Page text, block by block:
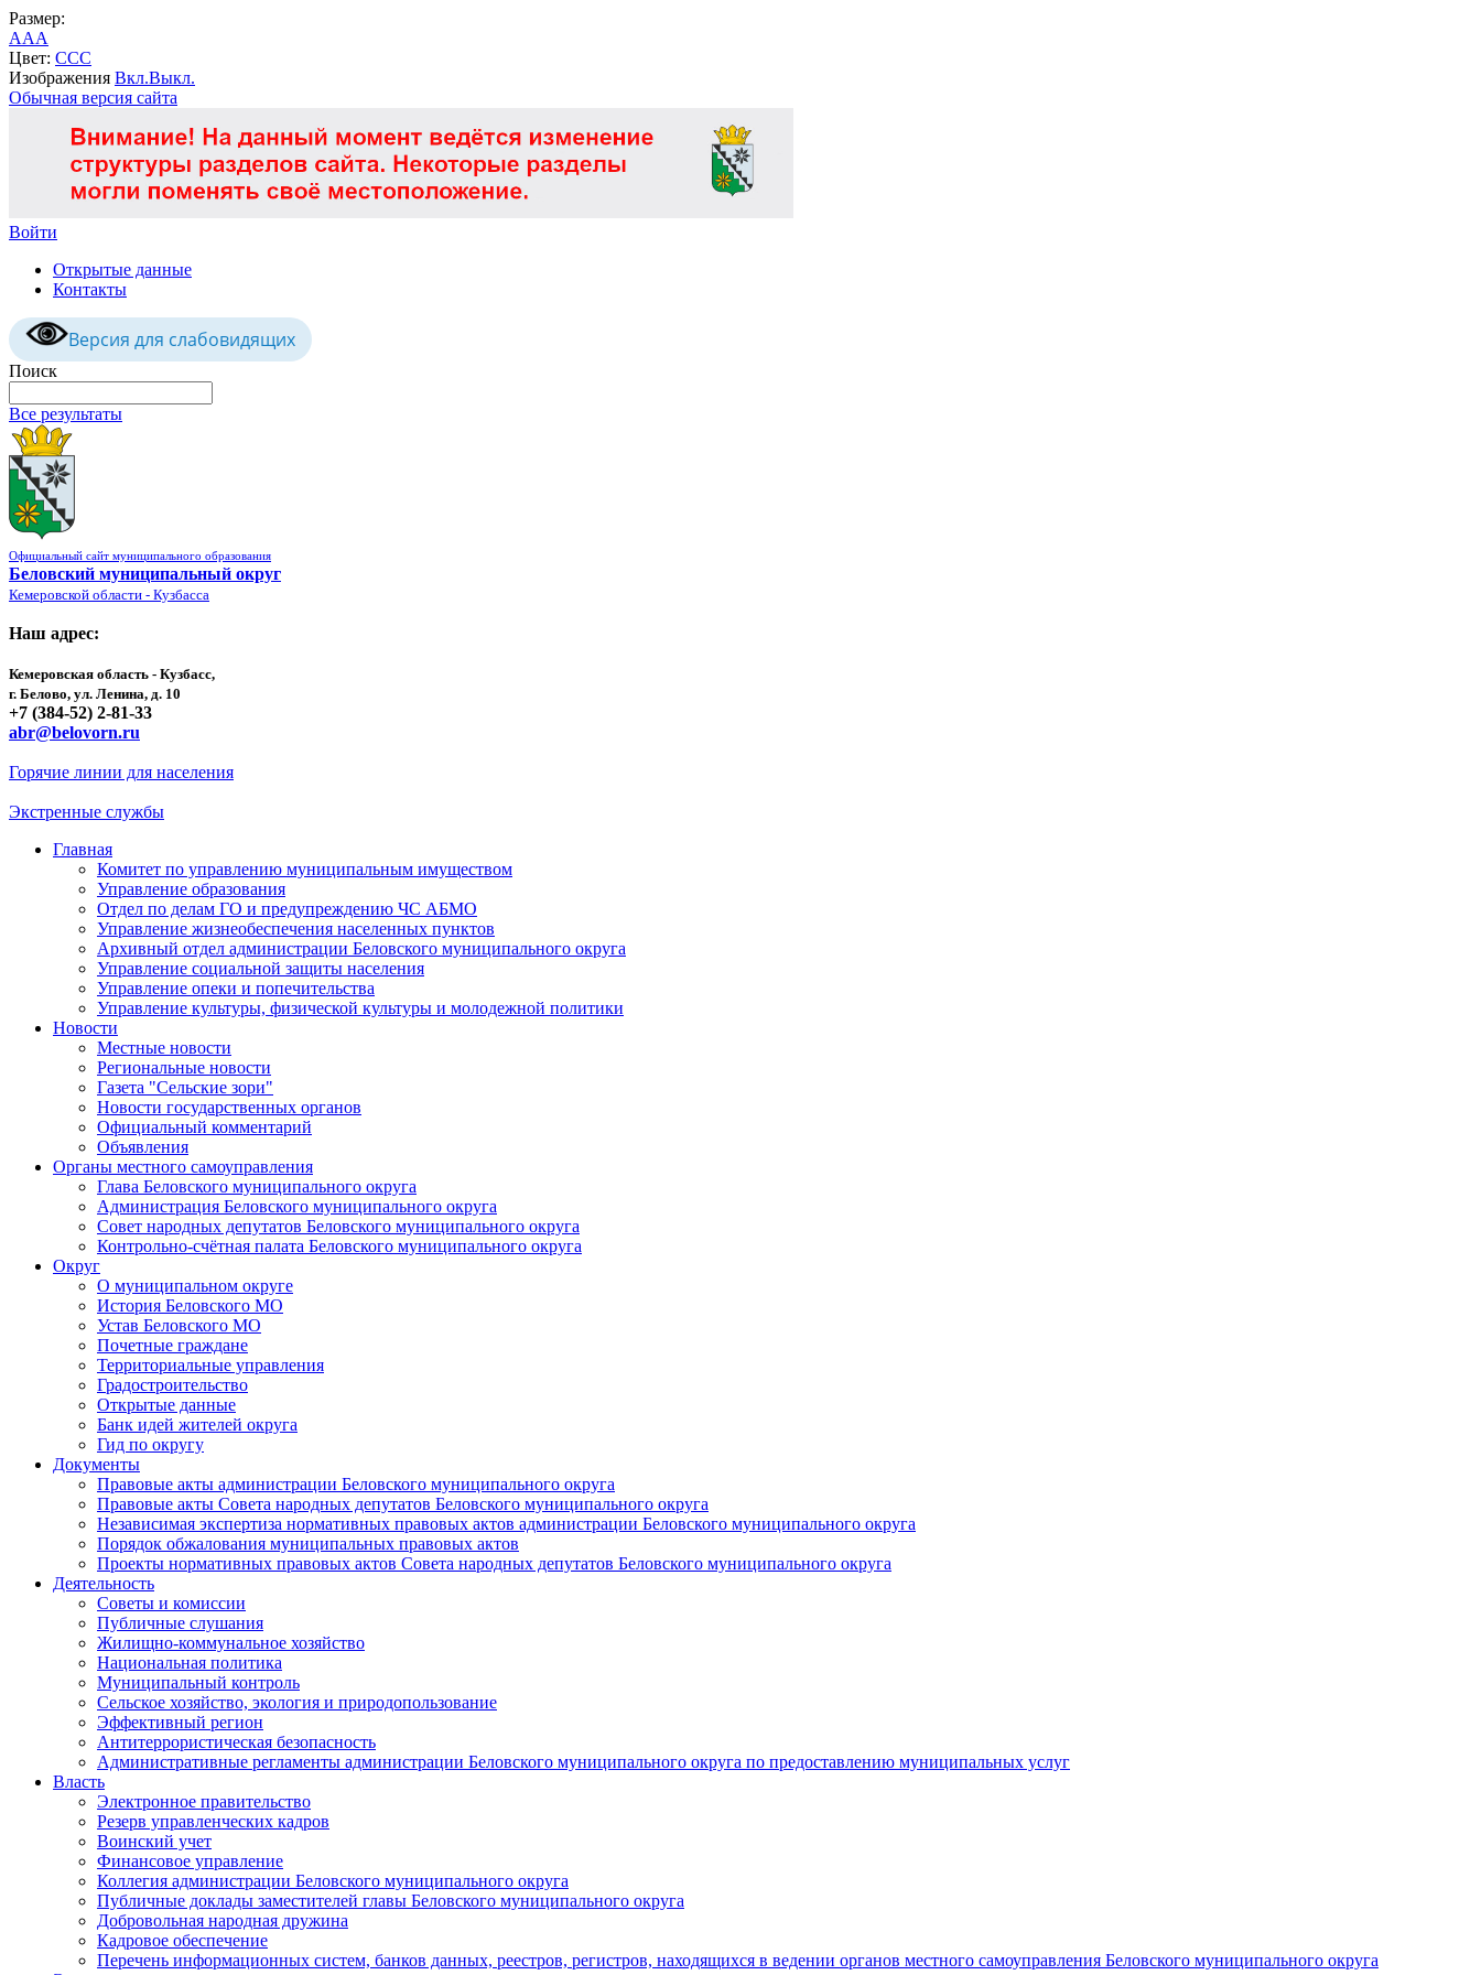
Размер:
AAA
Цвет: CCC
Изображения Вкл.Выкл.
Обычная версия сайта
Войти
Открытые данные
Контакты
Версия для слабовидящих
Поиск
Все результаты
Официальный сайт муниципального образования
Беловский муниципальный округ
Кемеровской области - Кузбасса
Наш адрес:
Кемеровская область - Кузбасс,
г. Белово, ул. Ленина, д. 10
+7 (384-52) 2-81-33
abr@belovorn.ru
Горячие линии для населения
Экстренные службы
Главная
Комитет по управлению муниципальным имуществом
Управление образования
Отдел по делам ГО и предупреждению ЧС АБМО
Управление жизнеобеспечения населенных пунктов
Архивный отдел администрации Беловского муниципального округа
Управление социальной защиты населения
Управление опеки и попечительства
Управление культуры, физической культуры и молодежной политики
Новости
Местные новости
Региональные новости
Газета "Сельские зори"
Новости государственных органов
Официальный комментарий
Объявления
Органы местного самоуправления
Глава Беловского муниципального округа
Администрация Беловского муниципального округа
Совет народных депутатов Беловского муниципального округа
Контрольно-счётная палата Беловского муниципального округа
Округ
О муниципальном округе
История Беловского МО
Устав Беловского МО
Почетные граждане
Территориальные управления
Градостроительство
Открытые данные
Банк идей жителей округа
Гид по округу
Документы
Правовые акты администрации Беловского муниципального округа
Правовые акты Совета народных депутатов Беловского муниципального округа
Независимая экспертиза нормативных правовых актов администрации Беловского муниципального округа
Порядок обжалования муниципальных правовых актов
Проекты нормативных правовых актов Совета народных депутатов Беловского муниципального округа
Деятельность
Советы и комиссии
Публичные слушания
Жилищно-коммунальное хозяйство
Национальная политика
Муниципальный контроль
Сельское хозяйство, экология и природопользование
Эффективный регион
Антитеррористическая безопасность
Административные регламенты администрации Беловского муниципального округа по предоставлению муниципальных услуг
Власть
Электронное правительство
Резерв управленческих кадров
Воинский учет
Финансовое управление
Коллегия администрации Беловского муниципального округа
Публичные доклады заместителей главы Беловского муниципального округа
Добровольная народная дружина
Кадровое обеспечение
Перечень информационных систем, банков данных, реестров, регистров, находящихся в ведении органов местного самоуправления Беловского муниципального округа